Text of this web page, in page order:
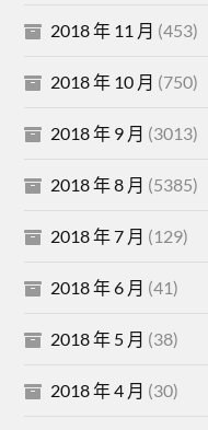
2018 年 11 月 (453)
2018 年 10 月 (750)
2018 年 9 月 (3013)
2018 年 8 月 (5385)
2018 年 7 月 (129)
2018 年 6 月 (41)
2018 年 5 月 (38)
2018 年 4 月 (30)